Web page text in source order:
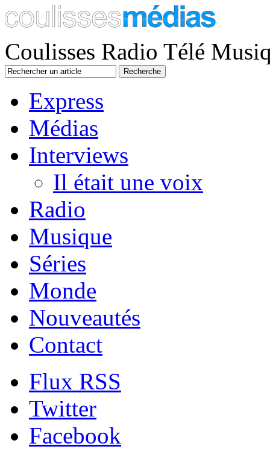
Coulisses Radio Télé
Express
Médias
Interviews
Il était une voix
Radio
Musique
Séries
Monde
Nouveautés
Contact
Flux RSS
Twitter
Facebook